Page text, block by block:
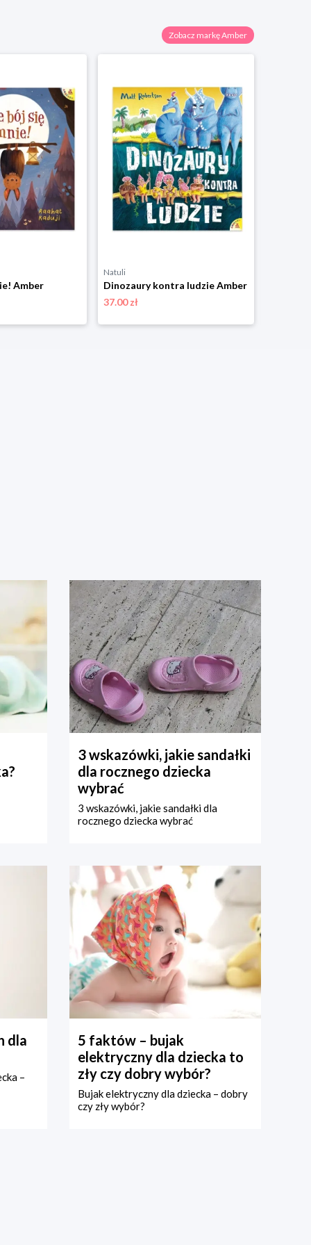
Zobacz markę Amber
Amber
Natuli
Dinozaury kontra ludzie Amber
37.00 zł
3 wskazówki, jakie sandałki
dla rocznego dziecka
wybrać
3 wskazówki, jakie sandałki dla
rocznego dziecka wybrać
dla
–
5 faktów – bujak
elektryczny dla dziecka to
zły czy dobry wybór?
Bujak elektryczny dla dziecka – dobry
czy zły wybór?